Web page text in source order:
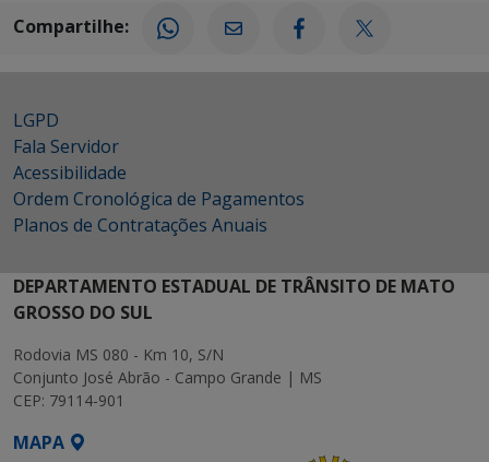
Compartilhe:
LGPD
Fala Servidor
Acessibilidade
Ordem Cronológica de Pagamentos
Planos de Contratações Anuais
DEPARTAMENTO ESTADUAL DE TRÂNSITO DE MATO
GROSSO DO SUL
Rodovia MS 080 - Km 10, S/N
Conjunto José Abrão - Campo Grande | MS
CEP: 79114-901
MAPA